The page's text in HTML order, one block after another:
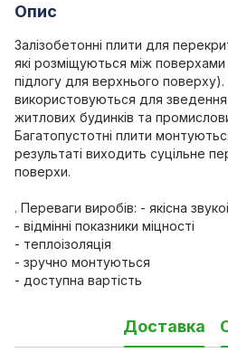
Опис
Залізобетонні плити для
які розміщуються між
підлогу для верхнього поверху).
використовуються для
житлових будинків та
Багатопустотні плити
результаті виходить суцільне
поверхи.
. Переваги виробів: - якісна
- відмінні показники міцності
- теплоізоляція
- зручно монтуються
- доступна вартість
Доставка